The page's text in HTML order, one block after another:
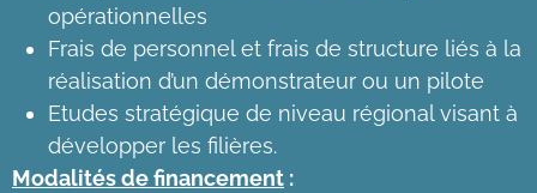
opérationnelles
Frais de personnel et frais de structure liés à la
réalisation d’un démonstrateur ou un pilote
Etudes stratégique de niveau régional visant à
développer les filières.
Modalités de financement :